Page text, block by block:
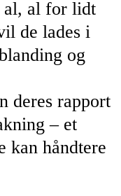
al, al for lidt
de lades i
og
deres rapport
– et
kan håndtere